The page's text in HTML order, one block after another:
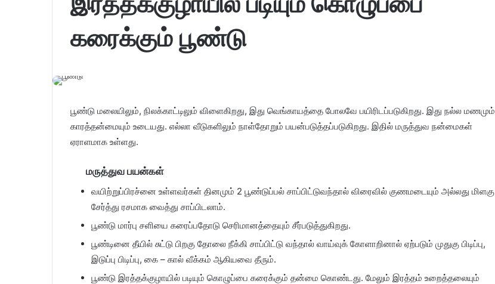
கரைக்கும் பூண்டு
பூண்டு மலையிலும், நிலக்காட்டிலும் விளைகிறது, இது வெங்காயத்தை போலவே பயிரிடப்படுகிறது. இது நல்ல மணமும்
காரத்தன்மையும் உடையது. எல்லா வீடுகளிலும் நாள்தோறும் பயன்படுத்தப்படுகிறது. இதில் மருத்துவ நன்மைகள்
ஏராளமாக உள்ளது.
மருத்துவ பயன்கள்
வயிற்றுப்பிரச்னை உள்ளவர்கள் தினமும் 2 பூண்டுப்பல் சாப்பிட்டுவந்தால் விரைவில் குணமடையும் அல்லது மிளகு
சேர்த்து ரசமாக வைத்து சாப்பிடலாம்.
பூண்டு மார்பு சளியை கரைப்பதோடு செரிமானத்தையும் சீர்படுத்துகிறது.
பூண்டினை தீயில் சுட்டு பிறகு தோலை நீக்கி சாப்பிட்டு வந்தால் வாய்வுக் கோளாறினால் ஏற்படும் முதுகு பிடிப்பு,
இடுப்பு பிடிப்பு, கை – கால் வீக்கம் ஆகியவை தீரும்.
பூண்டு இரத்தக்குழாயில் படியும் கொழுப்பை கரைக்கும் தன்மை கொண்டது. மேலும் இரத்தம் உறைத்தலையும்